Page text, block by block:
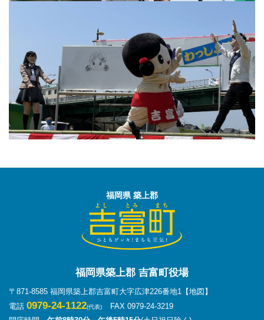
福岡県 築上郡
福岡県築上郡 吉富町役場
〒871-8585 福岡県築上郡吉富町大字広津226番地1
【地図】
電話 0979-24-1122(代表)
FAX 0979-24-3219